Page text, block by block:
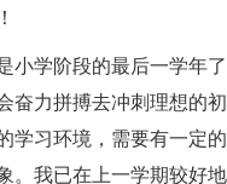
小学阶段的最后一学年
奋力拼搏去冲刺理想的
学习环境，需要有一定
。我已在上一学期较好